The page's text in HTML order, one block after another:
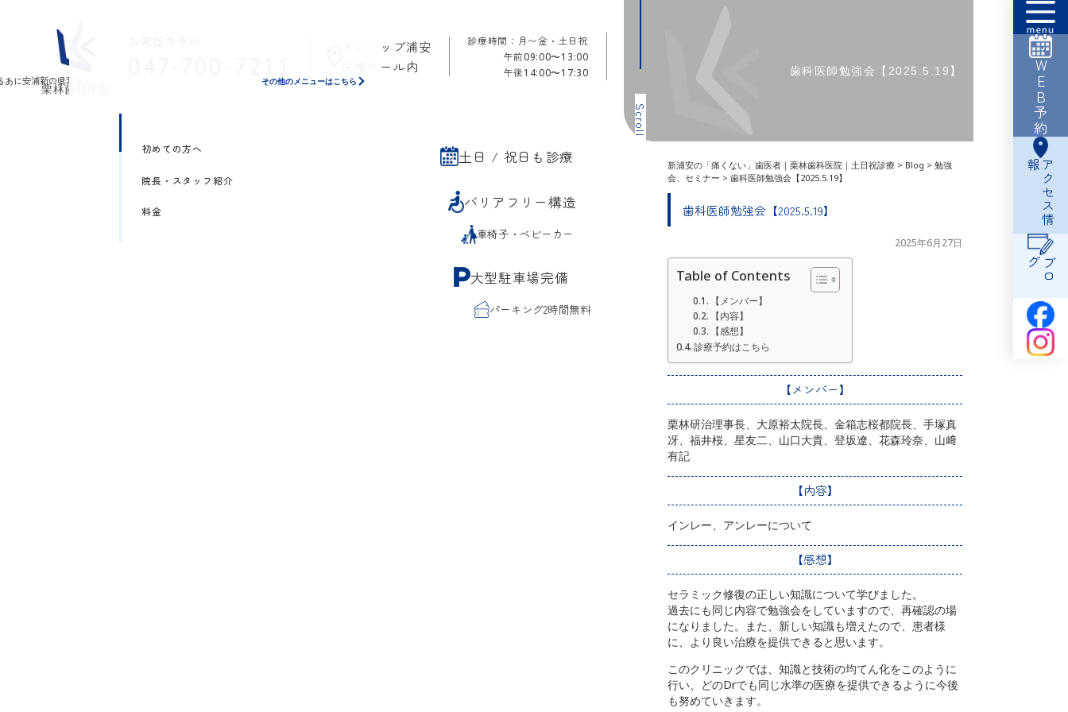
インシップ浦安
医療モール内
診療時間：月〜金・土日祝
午前09:00〜13:00
午後14:00〜17:30
初めての方へ
院長・スタッフ紹介
料金
土日 / 祝日も診療
バリアフリー構造
車椅子・ベビーカー
大型駐車場完備
パーキング2時間無料
その他のメニューはこちら WEB予約
ア
ク
セ
ス
情
報
ブ
ロ
グ
Scroll
歯科医師勉強会【2025.5.19】
新浦安の「痛くない」歯医者｜栗林歯科医院｜土日祝診療 > Blog > 勉強
会、セミナー > 歯科医師勉強会【2025.5.19】
歯科医師勉強会【2025.5.19】
2025年6月27日
Table of Contents
【メンバー】
【内容】
【感想】
診療予約はこちら
【メンバー】
栗林研治理事長、大原裕太院長、金箱志桜都院長、手塚真
冴、福井桜、星友二、山口大貴、登坂遼、花森玲奈、山﨑
有記
【内容】
インレー、アンレーについて
【感想】
セラミック修復の正しい知識について学びました。
過去にも同じ内容で勉強会をしていますので、再確認の場
になりました。また、新しい知識も増えたので、患者様
に、より良い治療を提供できると思います。
このクリニックでは、知識と技術の均てん化をこのように
行い、どのDrでも同じ水準の医療を提供できるように今後
も努めていきます。